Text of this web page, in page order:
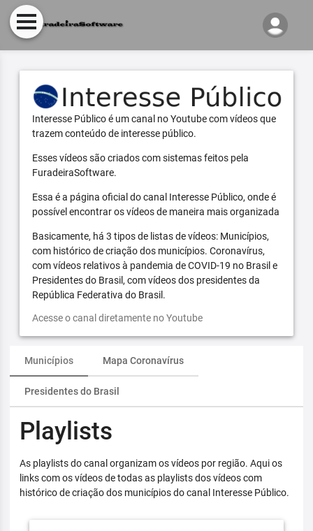
Interesse Público é um canal no Youtube com vídeos que
trazem conteúdo de interesse público.
Esses vídeos são criados com sistemas feitos pela
FuradeiraSoftware.
Essa é a página oficial do canal Interesse Público, onde é
possível encontrar os vídeos de maneira mais organizada
Basicamente, há 3 tipos de listas de vídeos: Municípios,
com histórico de criação dos municípios. Coronavírus,
com vídeos relativos à pandemia de COVID-19 no Brasil e
Presidentes do Brasil, com vídeos dos presidentes da
República Federativa do Brasil.
Acesse o canal diretamente no Youtube
Municípios Mapa Coronavírus
Presidentes do Brasil
Playlists
As playlists do canal organizam os vídeos por região. Aqui os
links com os vídeos de todas as playlists dos vídeos com
histórico de criação dos municípios do canal Interesse Público.